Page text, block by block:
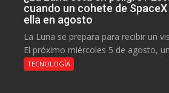
cuando un cohete de
ella en agosto
La Luna se prepara para recibir un
El próximo miércoles 5 de agosto,
TECNOLOGÍA